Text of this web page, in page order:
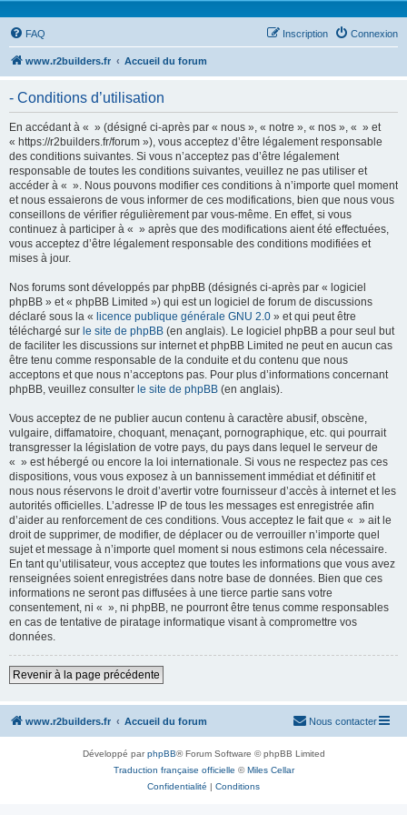
FAQ Connexion
Inscription
www.r2builders.fr Accueil du forum
- Conditions d’utilisation
En accédant à « » (désigné ci-après par « nous », « notre », « nos », « » et
« https://r2builders.fr/forum »), vous acceptez d’être légalement responsable
des conditions suivantes. Si vous n’acceptez pas d’être légalement
responsable de toutes les conditions suivantes, veuillez ne pas utiliser et
accéder à « ». Nous pouvons modifier ces conditions à n’importe quel moment
et nous essaierons de vous informer de ces modifications, bien que nous vous
conseillons de vérifier régulièrement par vous-même. En effet, si vous
continuez à participer à « » après que des modifications aient été effectuées,
vous acceptez d’être légalement responsable des conditions modifiées et
mises à jour.
Nos forums sont développés par phpBB (désignés ci-après par « logiciel
phpBB » et « phpBB Limited ») qui est un logiciel de forum de discussions
déclaré sous la « licence publique générale GNU 2.0 » et qui peut être
téléchargé sur le site de phpBB (en anglais). Le logiciel phpBB a pour seul but
de faciliter les discussions sur internet et phpBB Limited ne peut en aucun cas
être tenu comme responsable de la conduite et du contenu que nous
acceptons et que nous n’acceptons pas. Pour plus d’informations concernant
phpBB, veuillez consulter le site de phpBB (en anglais).
Vous acceptez de ne publier aucun contenu à caractère abusif, obscène,
vulgaire, diffamatoire, choquant, menaçant, pornographique, etc. qui pourrait
transgresser la législation de votre pays, du pays dans lequel le serveur de
« » est hébergé ou encore la loi internationale. Si vous ne respectez pas ces
dispositions, vous vous exposez à un bannissement immédiat et définitif et
nous nous réservons le droit d’avertir votre fournisseur d’accès à internet et les
autorités officielles. L’adresse IP de tous les messages est enregistrée afin
d’aider au renforcement de ces conditions. Vous acceptez le fait que « » ait le
droit de supprimer, de modifier, de déplacer ou de verrouiller n’importe quel
sujet et message à n’importe quel moment si nous estimons cela nécessaire.
En tant qu’utilisateur, vous acceptez que toutes les informations que vous avez
renseignées soient enregistrées dans notre base de données. Bien que ces
informations ne seront pas diffusées à une tierce partie sans votre
consentement, ni « », ni phpBB, ne pourront être tenus comme responsables
en cas de tentative de piratage informatique visant à compromettre vos
données.
Revenir à la page précédente
www.r2builders.fr Accueil du forum Nous contacter
Développé parphpBB® Forum Software © phpBB Limited
Traduction française officielle ©Miles Cellar
Confidentialité | Conditions